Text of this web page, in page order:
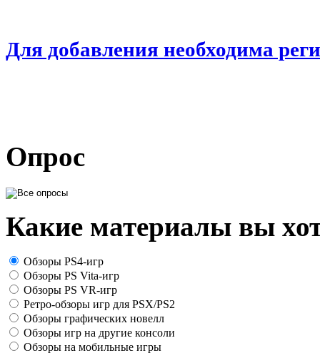
Для добавления необходима
Опрос
Какие материалы вы
Обзоры PS4-игр
Обзоры PS Vita-игр
Обзоры PS VR-игр
Ретро-обзоры игр для PSX/PS2
Обзоры графических новелл
Обзоры игр на другие консоли
Обзоры на мобильные игры